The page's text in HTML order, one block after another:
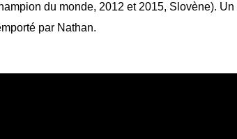
du monde, 2012 et 2015, Slovène).
par Nathan.